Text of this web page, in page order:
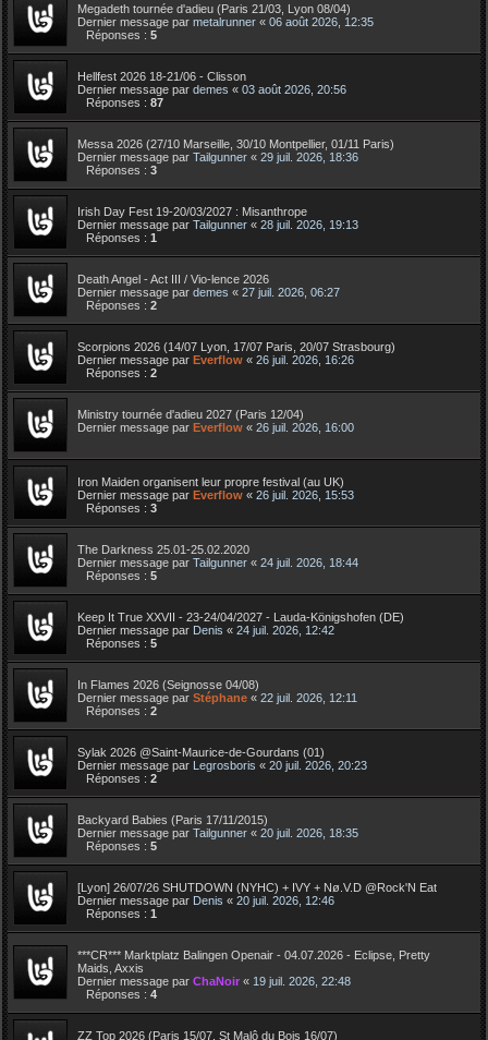
Megadeth tournée d'adieu (Paris 21/03, Lyon 08/04)
Dernier message par metalrunner « 06 août 2026, 12:35
Réponses : 5
Hellfest 2026 18-21/06 - Clisson
Dernier message par demes « 03 août 2026, 20:56
Réponses : 87
Messa 2026 (27/10 Marseille, 30/10 Montpellier, 01/11 Paris)
Dernier message par Tailgunner « 29 juil. 2026, 18:36
Réponses : 3
Irish Day Fest 19-20/03/2027 : Misanthrope
Dernier message par Tailgunner « 28 juil. 2026, 19:13
Réponses : 1
Death Angel - Act III / Vio-lence 2026
Dernier message par demes « 27 juil. 2026, 06:27
Réponses : 2
Scorpions 2026 (14/07 Lyon, 17/07 Paris, 20/07 Strasbourg)
Dernier message par Everflow « 26 juil. 2026, 16:26
Réponses : 2
Ministry tournée d'adieu 2027 (Paris 12/04)
Dernier message par Everflow « 26 juil. 2026, 16:00
Iron Maiden organisent leur propre festival (au UK)
Dernier message par Everflow « 26 juil. 2026, 15:53
Réponses : 3
The Darkness 25.01-25.02.2020
Dernier message par Tailgunner « 24 juil. 2026, 18:44
Réponses : 5
Keep It True XXVII - 23-24/04/2027 - Lauda-Königshofen (DE)
Dernier message par Denis « 24 juil. 2026, 12:42
Réponses : 5
In Flames 2026 (Seignosse 04/08)
Dernier message par Stéphane « 22 juil. 2026, 12:11
Réponses : 2
Sylak 2026 @Saint-Maurice-de-Gourdans (01)
Dernier message par Legrosboris « 20 juil. 2026, 20:23
Réponses : 2
Backyard Babies (Paris 17/11/2015)
Dernier message par Tailgunner « 20 juil. 2026, 18:35
Réponses : 5
[Lyon] 26/07/26 SHUTDOWN (NYHC) + IVY + Nø.V.D @Rock'N Eat
Dernier message par Denis « 20 juil. 2026, 12:46
Réponses : 1
***CR*** Marktplatz Balingen Openair - 04.07.2026 - Eclipse, Pretty
Maids, Axxis
Dernier message par ChaNoir « 19 juil. 2026, 22:48
Réponses : 4
ZZ Top 2026 (Paris 15/07, St Malô du Bois 16/07)